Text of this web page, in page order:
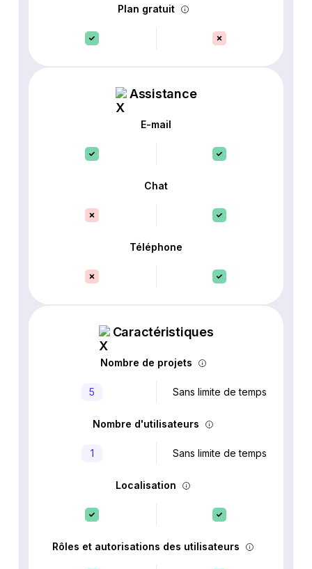
Plan gratuit
Assistance
E-mail
Chat
Téléphone
Caractéristiques
Nombre de projets
5 Sans limite de temps
Nombre d'utilisateurs
1 Sans limite de temps
Localisation
Rôles et autorisations des utilisateurs